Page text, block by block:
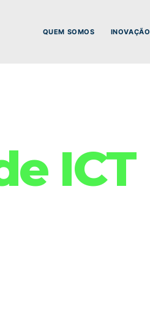
QUEM SOMOS INOVAÇÃO
ICT